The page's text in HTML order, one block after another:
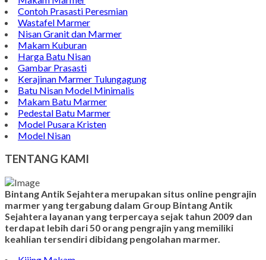
Makam Marmer
Contoh Prasasti Peresmian
Wastafel Marmer
Nisan Granit dan Marmer
Makam Kuburan
Harga Batu Nisan
Gambar Prasasti
Kerajinan Marmer Tulungagung
Batu Nisan Model Minimalis
Makam Batu Marmer
Pedestal Batu Marmer
Model Pusara Kristen
Bintang Antik Sejahtera merupakan situs online pengrajin
marmer yang tergabung dalam Group Bintang Antik
Sejahtera layanan yang terpercaya sejak tahun 2009 dan
terdapat lebih dari 50 orang pengrajin yang memiliki